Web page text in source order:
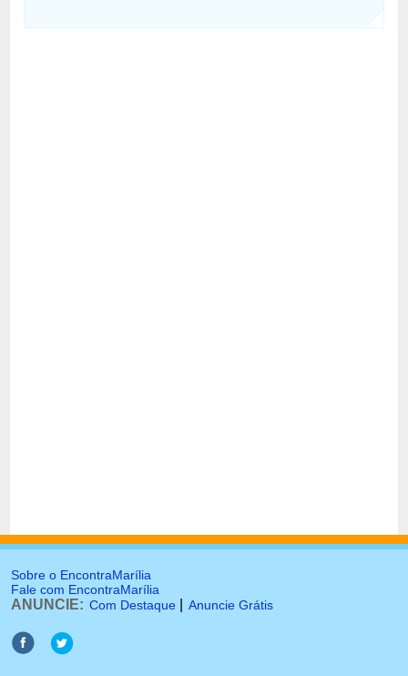
Sobre o EncontraMarília
Fale com EncontraMarília
ANUNCIE: Com Destaque Anuncie Grátis